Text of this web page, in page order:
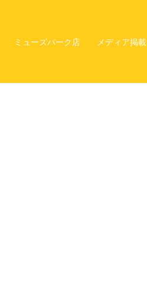
ミューズパーク店 メディア掲載